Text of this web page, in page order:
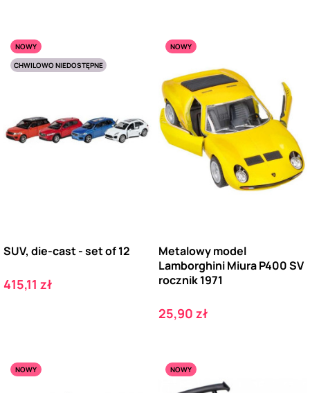
NOWY
CHWILOWO NIEDOSTĘPNE
SUV, die-cast - set of 12
Cena
415,11 zł
NOWY
Metalowy model
Lamborghini Miura P400 SV
rocznik 1971
Cena
25,90 zł
NOWY NOWY